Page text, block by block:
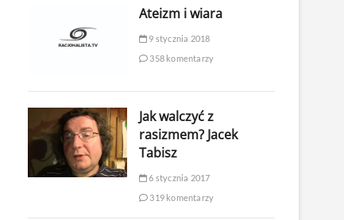
Ateizm i wiara
9 stycznia 2018
358 komentarzy
Jak walczyć z
rasizmem? Jacek
Tabisz
6 stycznia 2017
319 komentarzy